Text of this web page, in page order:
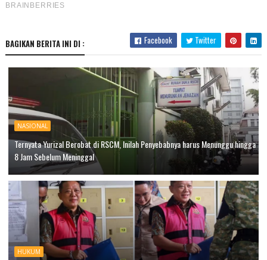
BAGIKAN BERITA INI DI : Facebook Twitter
NASIONAL
Ternyata Yurizal Berobat di RSCM, Inilah Penyebabnya harus Menunggu hingga
8 Jam Sebelum Meninggal
HUKUM